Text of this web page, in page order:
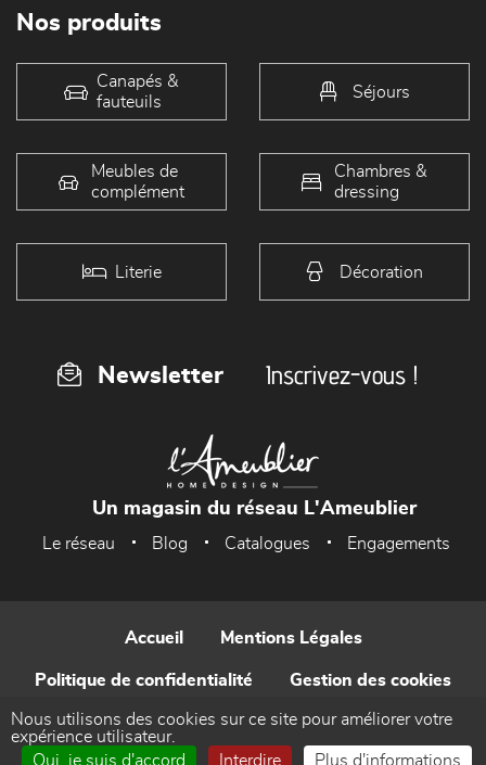
Nos produits
Canapés &
fauteuils
Séjours
Meubles de
complément
Chambres &
dressing
Literie Décoration
Newsletter Inscrivez-vous !
Un magasin du réseau L'Ameublier
Le réseau Blog Catalogues Engagements
Accueil Mentions Légales
Politique de confidentialité Gestion des cookies
Contact
Nous utilisons des cookies sur ce site pour améliorer votre
expérience utilisateur.
Oui, je suis d'accord
Interdire Plus d'informations